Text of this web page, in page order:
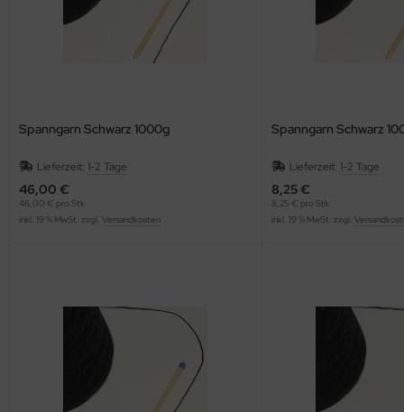
Spanngarn Schwarz 1000g
Lieferzeit: 1-2 Tage
46,00 €
46,00 € pro Stk
inkl. 19 % MwSt. zzgl. Versandkosten
Spanngarn Schwarz
Lieferzeit: 1-2 Tage
8,25 €
8,25 € pro Stk
inkl. 19 % MwSt. zzgl.